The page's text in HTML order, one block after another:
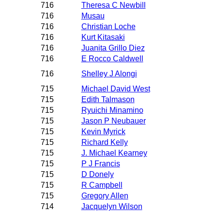
716
Theresa C Newbill
716
Musau
716
Christian Loche
716
Kurt Kitasaki
716
Juanita Grillo Diez
716
E Rocco Caldwell
716
Shelley J Alongi
715
Michael David West
715
Edith Talmason
715
Ryuichi Minamino
715
Jason P Neubauer
715
Kevin Myrick
715
Richard Kelly
715
J. Michael Kearney
715
P J Francis
715
D Donely
715
R Campbell
715
Gregory Allen
714
Jacquelyn Wilson